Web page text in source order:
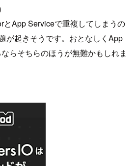
とApp Serviceで重複してしまうの
が起きそうです。おとなしくApp
らそちらのほうが無難かもしれま